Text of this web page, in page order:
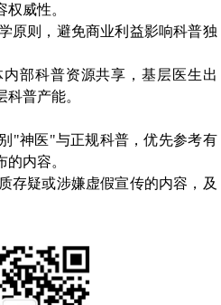
威性。
原则，避免商业利益影响科普独
部科普资源共享，基层医生出
普产能。
"神医"与正规科普，优先参考有
内容。
存疑或涉嫌虚假宣传的内容，及